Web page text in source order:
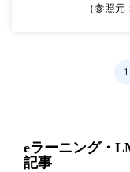
（参照
1
eラーニング・
記事